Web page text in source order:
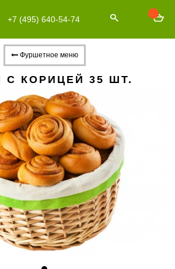
+7 (495) 640-54-74
Фуршетное меню
С КОРИЦЕЙ 35 ШТ.